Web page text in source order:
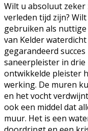
Wilt u absoluut
verleden tijd zijn?
gebruiken als nuttige
van Kelder
gegarandeerd
saneerpleister in drie
ontwikkelde pleister
werking. De muren
en het vocht
ook een middel dat
muur. Het is een